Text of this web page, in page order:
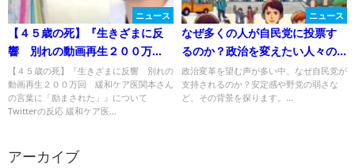
ニュース
【４５歳の死】『生きざまに反
響 別れの動画再生２００万
回 緩和ケア医関本さんの言葉
に「励まされた」』について
Twitterの反応
【４５歳の死】『生きざまに反響 別れの
動画再生２００万回 緩和ケア医関本さん
の言葉に「励まされた」』について
Twitterの反応 緩和ケア医...
ニュース
なぜ多くの人が自民党に投票す
るのか？政治を変えたい人々の
ジレンマ
政治変革を望む声が多い中、なぜ自民党が
支持されるのか？安定感や野党の弱さな
ど、その背景を探ります。...
アーカイブ